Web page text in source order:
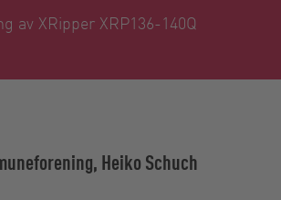
av XRipper XRP136-140Q
Heiko Schuch